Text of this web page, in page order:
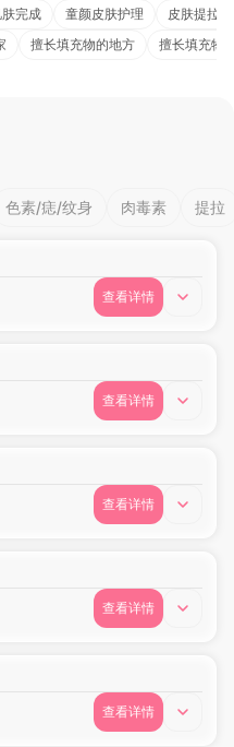
完成 童颜皮肤护理
皮肤提拉术
擅长填充物的地方 擅长填充物
色素/痣/纹身 肉毒素 提拉
查看详情
查看详情
查看详情
查看详情
查看详情